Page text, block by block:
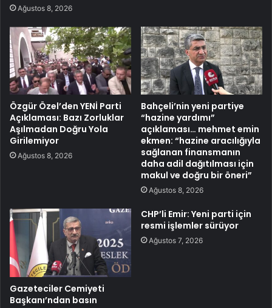
Ağustos 8, 2026
Özgür Özel’den YENİ Parti
Açıklaması: Bazı Zorluklar
Aşılmadan Doğru Yola
Girilemiyor
Ağustos 8, 2026
Bahçeli’nin yeni partiye
“hazine yardımı”
açıklaması… mehmet emin
ekmen: “hazine aracılığıyla
sağlanan finansmanın
daha adil dağıtılması için
makul ve doğru bir öneri”
Ağustos 8, 2026
Gazeteciler Cemiyeti
Başkanı’ndan basın
CHP’li Emir: Yeni parti için
resmi işlemler sürüyor
Ağustos 7, 2026